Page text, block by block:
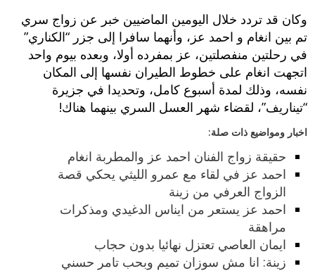
وكان قد تردد خلال اليومين الماضيين خبر عن زواج سري
تم بين انغام و احمد عز، وأنهما سافرا إلى جزر “الكناري”
في رحلتين منفصلتين، عز بمفرده أولا، وبعده بيوم واحد
اتجهت انغام على خطوط الطيران نفسها إلى المكان
نفسه، وذلك لمدة أسبوع كامل، وتحديدا في جزيرة
“تيناريف”، لقضاء شهر العسل السري بينهما هناك!
اخبار ومواضيع ذات صلة:
حقيقة زواج الفنان احمد عز والمطربة انغام
احمد عز في لقاء مع عمرو الليثي يحكي قصة
الزواج العرفي من زينة
احمد عز يستعر من ايناس الدغيدي ومذكرات
مراهقة
ايمان العاصي تعتزل نهائيا بدون حجاب
زينة: انا مش سوزان تميم وبحب تامر حسني